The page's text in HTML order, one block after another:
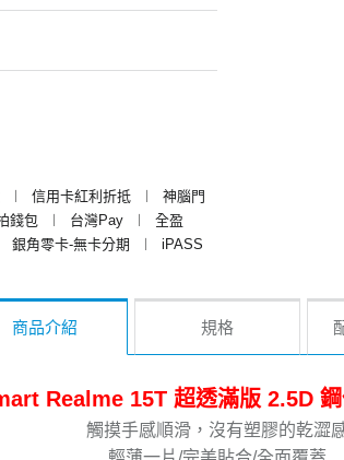
︱ 信用卡紅利折抵 ︱
神腦門
錢包 ︱ 台灣Pay ︱
全盈
銀角零卡-無卡分期 ︱
iPASS
商品介紹 規格
Realme 15T 超透滿版 2.5D
觸摸手感順滑，沒有塑膠的乾澀